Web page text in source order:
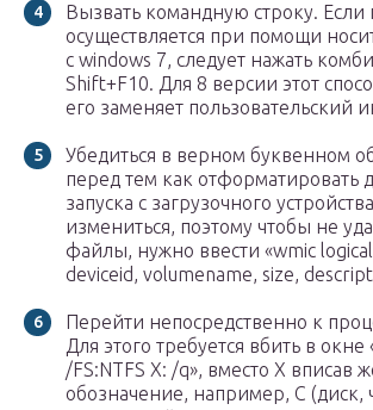
Вызвать командную строку. Если
осуществляется при помощи
с windows 7, следует нажать
Shift+F10. Для 8 версии этот
его заменяет пользовательский
Убедиться в верном буквенном
перед тем как отформатировать
запуска с загрузочного
измениться, поэтому чтобы не
файлы, нужно ввести «wmic
deviceid, volumename, size,
Перейти непосредственно к
Для этого требуется вбить в
/FS:NTFS X: /q», вместо X вписав
обозначение, например, С (диск,